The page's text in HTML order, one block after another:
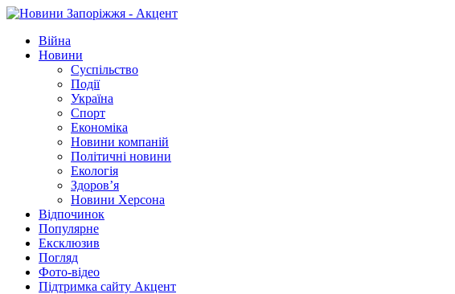
Війна
Новини
Суспільство
Події
Україна
Спорт
Економіка
Новини компаній
Політичні новини
Екологія
Здоров’я
Новини Херсона
Відпочинок
Популярне
Ексклюзив
Погляд
Фото-відео
Підтримка сайту Акцент